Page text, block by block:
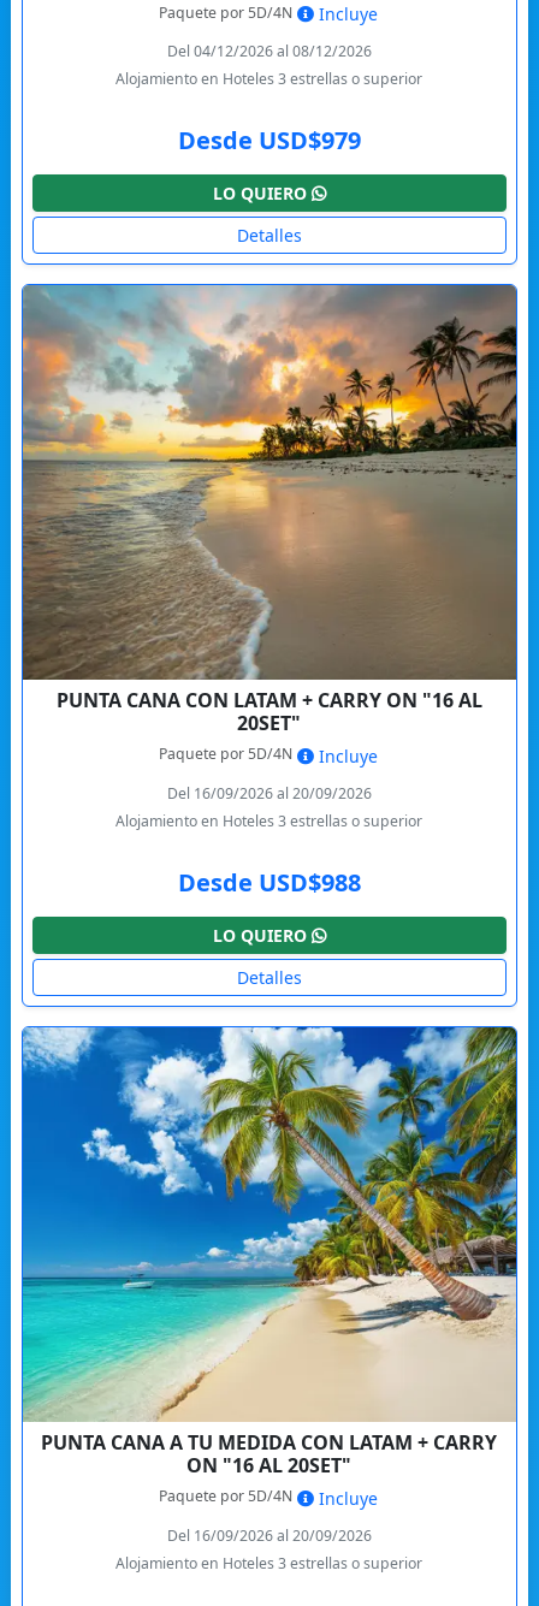
Paquete por 5D/4N Incluye
Del 04/12/2026 al 08/12/2026
Alojamiento en Hoteles 3 estrellas o superior
Desde USD$979
LO QUIERO
Detalles
PUNTA CANA CON LATAM + CARRY ON "16 AL
20SET"
Paquete por 5D/4N Incluye
Del 16/09/2026 al 20/09/2026
Alojamiento en Hoteles 3 estrellas o superior
Desde USD$988
LO QUIERO
Detalles
PUNTA CANA A TU MEDIDA CON LATAM + CARRY
ON "16 AL 20SET"
Paquete por 5D/4N Incluye
Del 16/09/2026 al 20/09/2026
Alojamiento en Hoteles 3 estrellas o superior